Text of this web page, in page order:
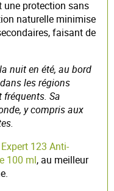
une protection sans
naturelle minimise
faisant de
nuit en été, au bord
les régions
Sa
y compris aux
Expert 123 Anti-
100 ml, au meilleur